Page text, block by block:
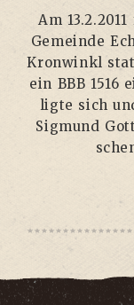
Am
Gemein­de
Kron­winkl
ein BBB 1516
lig­te sich
Sig­mund